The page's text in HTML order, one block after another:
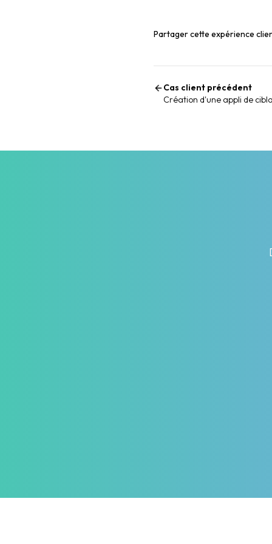
Partager cette expérience
Cas client précédent
Création d'une appli de